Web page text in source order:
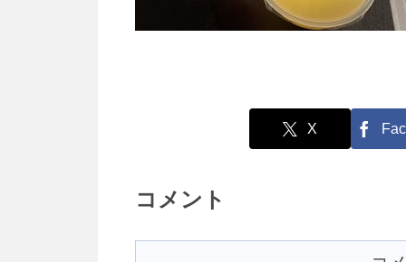
X
コメント